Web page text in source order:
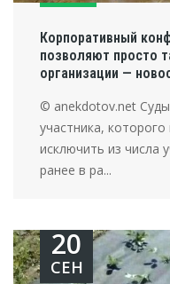
Корпоративный
позволяют просто
организации —
© anekdotov.net
участника,
исключить из числа
ранее в ра...
20
СЕН